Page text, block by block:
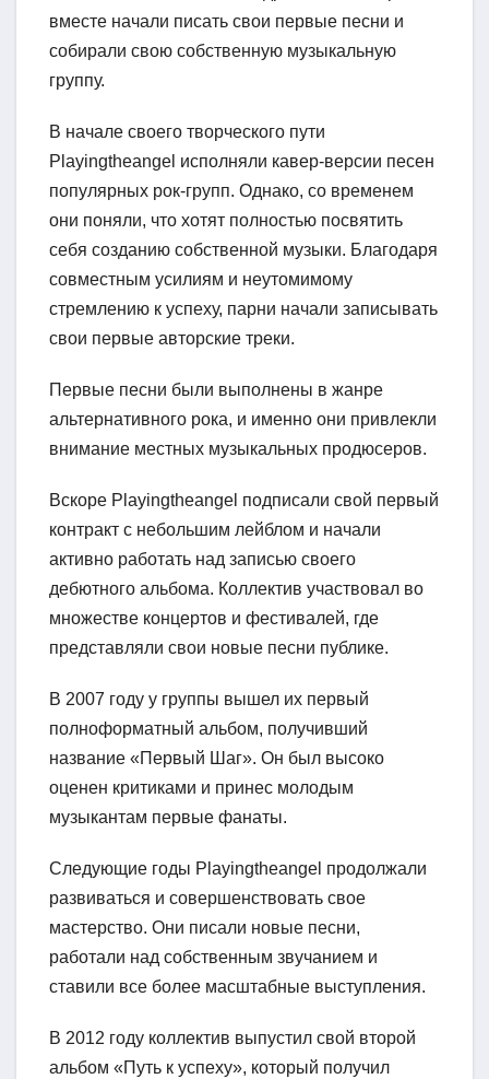
вместе начали писать свои первые песни и
собирали свою собственную музыкальную
группу.
В начале своего творческого пути
Playingtheangel исполняли кавер-версии песен
популярных рок-групп. Однако, со временем
они поняли, что хотят полностью посвятить
себя созданию собственной музыки. Благодаря
совместным усилиям и неутомимому
стремлению к успеху, парни начали записывать
свои первые авторские треки.
Первые песни были выполнены в жанре
альтернативного рока, и именно они привлекли
внимание местных музыкальных продюсеров.
Вскоре Playingtheangel подписали свой первый
контракт с небольшим лейблом и начали
активно работать над записью своего
дебютного альбома. Коллектив участвовал во
множестве концертов и фестивалей, где
представляли свои новые песни публике.
В 2007 году у группы вышел их первый
полноформатный альбом, получивший
название «Первый Шаг». Он был высоко
оценен критиками и принес молодым
музыкантам первые фанаты.
Следующие годы Playingtheangel продолжали
развиваться и совершенствовать свое
мастерство. Они писали новые песни,
работали над собственным звучанием и
ставили все более масштабные выступления.
В 2012 году коллектив выпустил свой второй
альбом «Путь к успеху», который получил